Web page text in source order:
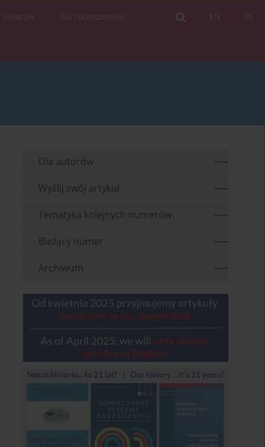
PL
EN
autorów Dla recenzentów
Dla autorów
Wyślij swój artykuł
Tematyka kolejnych numerów
Bieżący numer
Archiwum